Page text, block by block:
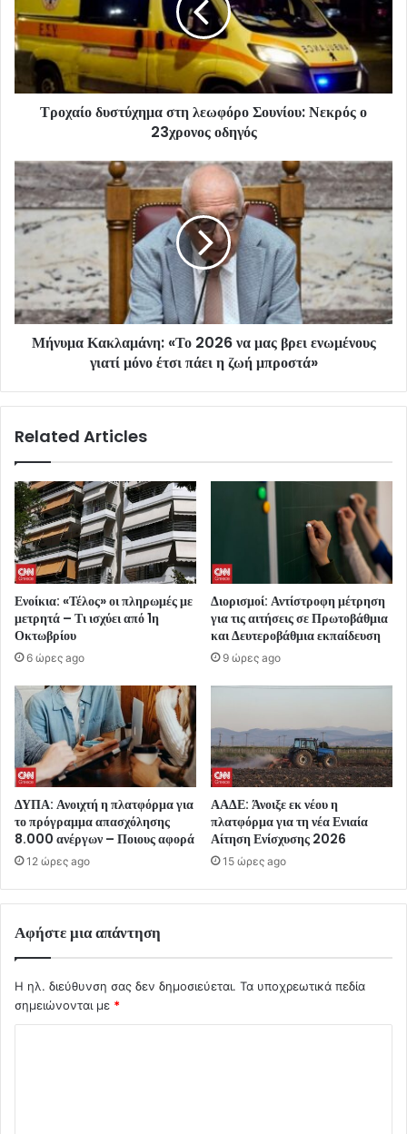
Τροχαίο δυστύχημα στη λεωφόρο Σουνίου: Νεκρός ο
23χρονος οδηγός
Μήνυμα Κακλαμάνη: «Το 2026 να μας βρει ενωμένους
γιατί μόνο έτσι πάει η ζωή μπροστά»
Related Articles
Ενοίκια: «Τέλος» οι πληρωμές με
μετρητά – Τι ισχύει από 1η
Οκτωβρίου
6 ώρες ago
Διορισμοί: Αντίστροφη μέτρηση
για τις αιτήσεις σε Πρωτοβάθμια
και Δευτεροβάθμια εκπαίδευση
9 ώρες ago
ΔΥΠΑ: Ανοιχτή η πλατφόρμα για
το πρόγραμμα απασχόλησης
8.000 ανέργων – Ποιους αφορά
12 ώρες ago
ΑΑΔΕ: Άνοιξε εκ νέου η
πλατφόρμα για τη νέα Ενιαία
Αίτηση Ενίσχυσης 2026
15 ώρες ago
Αφήστε μια απάντηση
Η ηλ. διεύθυνση σας δεν δημοσιεύεται. Τα υποχρεωτικά πεδία
σημειώνονται με *